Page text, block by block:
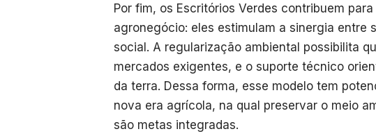
Por fim, os Escritórios Verdes contribuem
agronegócio: eles estimulam a sinergia entre
social. A regularização ambiental possibilita
mercados exigentes, e o suporte técnico
da terra. Dessa forma, esse modelo tem
nova era agrícola, na qual preservar o meio
são metas integradas.